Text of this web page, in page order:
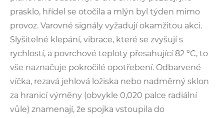
prasklo, hřídel se otočila a mlýn byl týden mimo
provoz. Varovné signály vyžadují okamžitou akci.
Slyšitelné klepání, vibrace, které se zvyšují s
rychlostí, a povrchové teploty přesahující 82 °C, to
vše naznačuje pokročilé opotřebení. Odbarvené
víčka, rezavá jehlová ložiska nebo nadměrný sklon
za hranicí výměny (obvykle 0,020 palce radiální
vůle) znamenají, že spojka vstoupila do